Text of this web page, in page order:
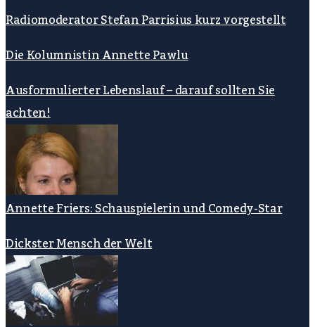
Radiomoderator Stefan Parrisius kurz vorgestellt
Die Kolumnistin Annette Pawlu
Ausformulierter Lebenslauf – darauf sollten Sie
achten!
Annette Friers: Schauspielerin und Comedy-Star
Dickster Mensch der Welt